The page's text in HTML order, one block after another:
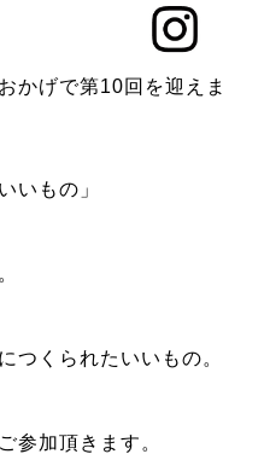
かげで第10回を迎えま
いもの」
つくられたいいもの。
参加頂きます。